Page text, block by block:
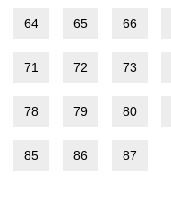
64 65 66
71 72 73
78 79 80
85 86 87